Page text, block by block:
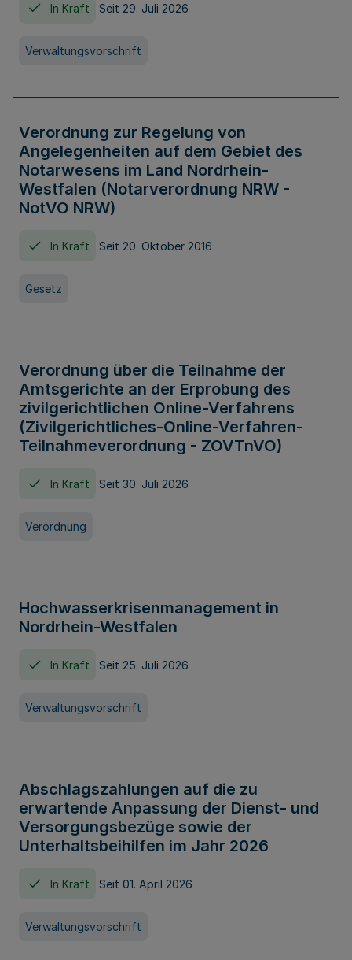
In Kraft Seit 29. Juli 2026
Verwaltungsvorschrift
Verordnung zur Regelung von
Angelegenheiten auf dem Gebiet des
Notarwesens im Land Nordrhein-
Westfalen (Notarverordnung NRW -
NotVO NRW)
In Kraft Seit 20. Oktober 2016
Gesetz
Verordnung über die Teilnahme der
Amtsgerichte an der Erprobung des
zivilgerichtlichen Online-Verfahrens
(Zivilgerichtliches-Online-Verfahren-
Teilnahmeverordnung - ZOVTnVO)
In Kraft Seit 30. Juli 2026
Verordnung
Hochwasserkrisenmanagement in
Nordrhein-Westfalen
In Kraft Seit 25. Juli 2026
Verwaltungsvorschrift
Abschlagszahlungen auf die zu
erwartende Anpassung der Dienst- und
Versorgungsbezüge sowie der
Unterhaltsbeihilfen im Jahr 2026
In Kraft Seit 01. April 2026
Verwaltungsvorschrift